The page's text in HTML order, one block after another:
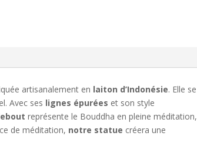
artisanalement en laiton d’Indonésie. Elle se
Avec ses lignes épurées et son style
représente le Bouddha en pleine méditation,
de méditation, notre statue créera une